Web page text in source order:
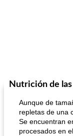
Nutrición de
Aunque de
repletas de una
Se encuentran
procesados ​​en